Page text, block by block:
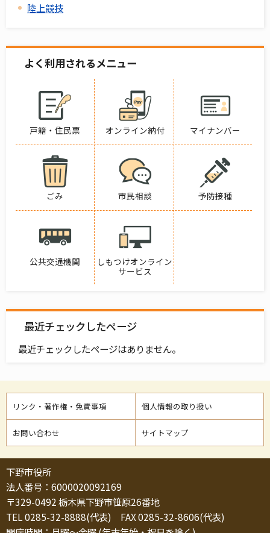
陸上競技
よく利用されるメニュー
戸籍・住民票 オンライン納付 マイナンバー
ごみ 市民相談 予防接種
公共交通機関
しもつけオンライン
サービス
最近チェックしたページ
最近チェックしたページはありません。
リンク・著作権・免責事項 個人情報の取り扱い
お問い合わせ サイトマップ
下野市役所
法人番号：6000020092169
〒329-0492 栃木県下野市笹原26番地
TEL 0285-32-8888(代表) FAX 0285-32-8606(代表)